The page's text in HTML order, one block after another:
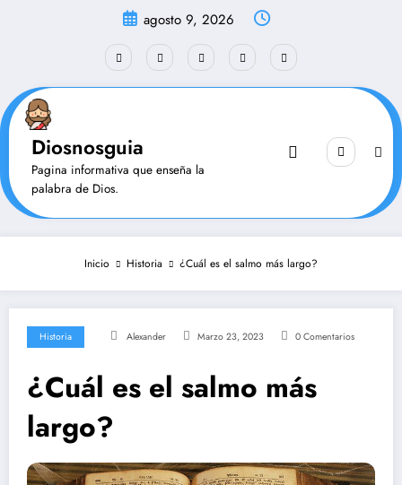
agosto 9, 2026
Diosnosguia
Pagina informativa que enseña la
palabra de Dios.
Inicio Historia ¿Cuál es el salmo más largo?
Historia Alexander Marzo 23, 2023 0 Comentarios
¿Cuál es el salmo más
largo?